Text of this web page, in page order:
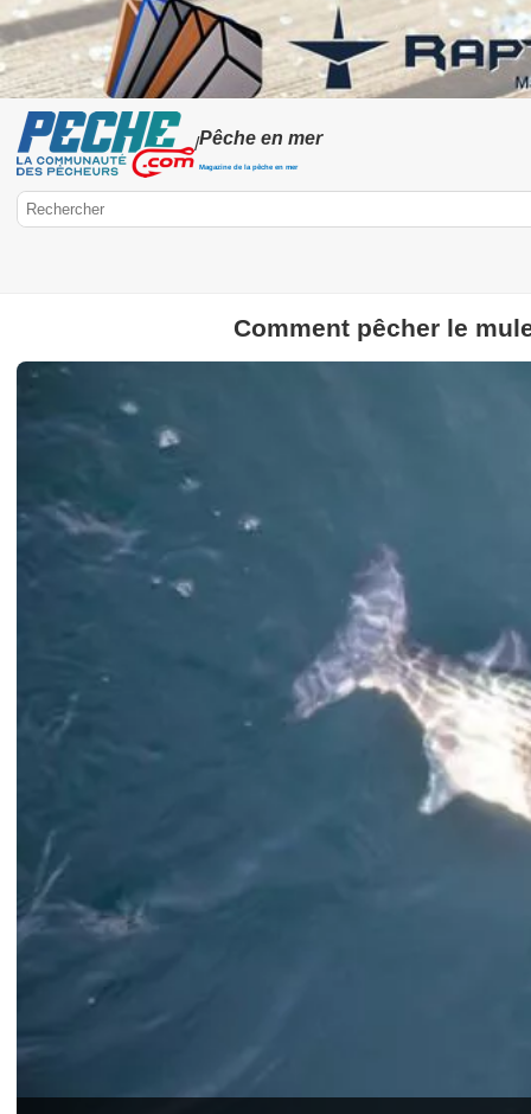
/Pêche en mer
Magazine de la pêche en mer
Pêche en mer Pêche à pied Pêche aux gros Pêche en mer en
Comment pêcher le